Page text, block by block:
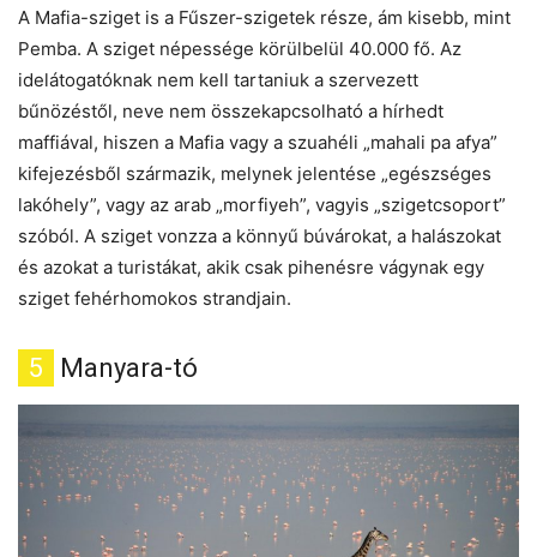
A Mafia-sziget is a Fűszer-szigetek része, ám kisebb, mint
Pemba. A sziget népessége körülbelül 40.000 fő. Az
idelátogatóknak nem kell tartaniuk a szervezett
bűnözéstől, neve nem összekapcsolható a hírhedt
maffiával, hiszen a Mafia vagy a szuahéli „mahali pa afya”
kifejezésből származik, melynek jelentése „egészséges
lakóhely”, vagy az arab „morfiyeh”, vagyis „szigetcsoport”
szóból. A sziget vonzza a könnyű búvárokat, a halászokat
és azokat a turistákat, akik csak pihenésre vágynak egy
sziget fehérhomokos strandjain.
5 Manyara-tó